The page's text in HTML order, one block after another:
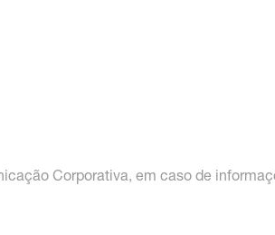
Corporativa, em caso de